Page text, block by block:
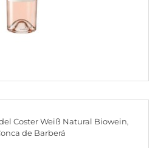
Coster Weiß Natural Biowein,
de Barberá